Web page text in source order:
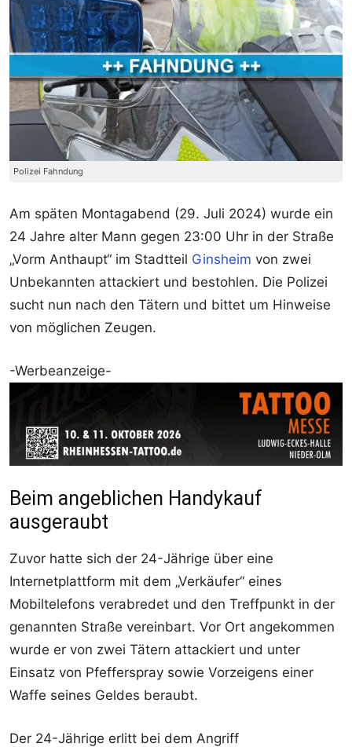
Polizei Fahndung
Am späten Montagabend (29. Juli 2024) wurde ein
24 Jahre alter Mann gegen 23:00 Uhr in der Straße
„Vorm Anthaupt“ im Stadtteil Ginsheim von zwei
Unbekannten attackiert und bestohlen. Die Polizei
sucht nun nach den Tätern und bittet um Hinweise
von möglichen Zeugen.
-Werbeanzeige-
Beim angeblichen Handykauf
ausgeraubt
Zuvor hatte sich der 24-Jährige über eine
Internetplattform mit dem „Verkäufer“ eines
Mobiltelefons verabredet und den Treffpunkt in der
genannten Straße vereinbart. Vor Ort angekommen
wurde er von zwei Tätern attackiert und unter
Einsatz von Pfefferspray sowie Vorzeigens einer
Waffe seines Geldes beraubt.
Der 24-Jährige erlitt bei dem Angriff